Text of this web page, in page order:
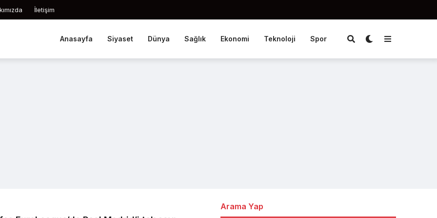
İletişim
Anasayfa Siyaset Dünya Sağlık Ekonomi Teknoloji Spor
Arama Yap